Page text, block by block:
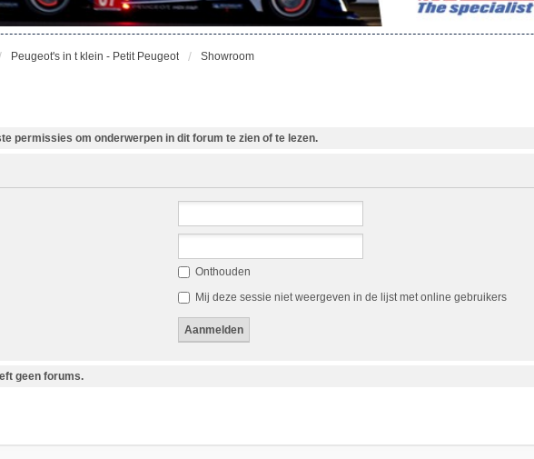
Peugeot's in t klein - Petit Peugeot Showroom
permissies om onderwerpen in dit forum te zien of te lezen.
Onthouden
Mij deze sessie niet weergeven in de lijst met online gebruikers
geen forums.